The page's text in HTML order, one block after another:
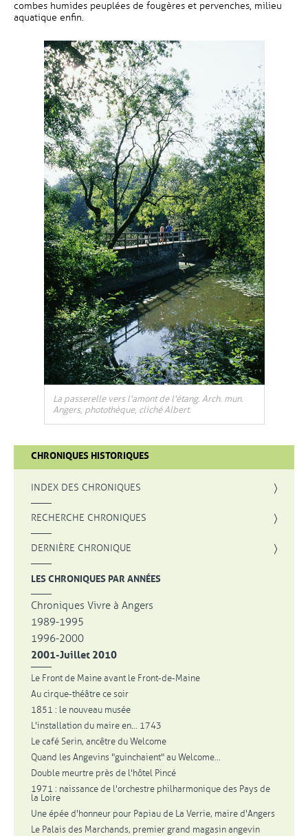
combes humides peuplées de fougères et pervenches, milieu
aquatique enfin.
La passerelle vers l'amont de l'étang. Arch. mun.
Angers, photothèque, cliché Albert.
CHRONIQUES HISTORIQUES
INDEX DES CHRONIQUES
RECHERCHE CHRONIQUES , OUVRE UNE NOUVELLE FENÊTRE
DERNIÈRE CHRONIQUE
LES CHRONIQUES PAR ANNÉES
Chroniques Vivre à Angers
1989-1995
1996-2000
2001-Juillet 2010
Le Front de Maine avant le Front-de-Maine
Au cirque-théâtre ce soir
1851 : le nouveau musée
L'installation du maire en... 1743
Le café Serin, ancêtre du Welcome
Quand les Angevins "guinchaient" au Welcome...
Double meurtre près de l'hôtel Pincé
1971 : naissance de l'orchestre philharmonique des Pays de
la Loire
Une épée d'honneur pour Papiau de La Verrie, maire d'Angers
Le Palais des Marchands, premier grand magasin angevin